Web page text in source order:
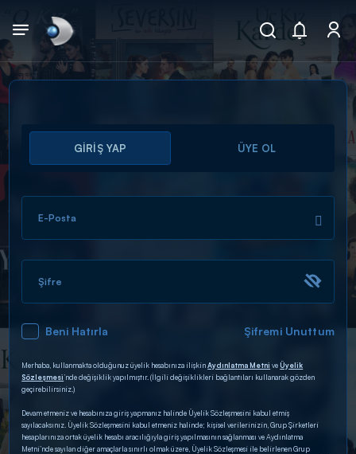
Arama
ARAMA SONUÇLARI
DİĞER SONUÇLAR
GİRİŞ YAP ÜYE OL
E-Posta
Şifre
Beni Hatırla Şifremi Unuttum
Merhaba, kullanmakta olduğunuz üyelik hesabınıza ilişkinAydınlatma Metni veÜyelik
Sözleşmesi’nde değişiklik yapılmıştır. (İlgili değişiklikleri bağlantıları kullanarak gözden
geçirebilirsiniz.)
Devam etmeniz ve hesabınıza giriş yapmanız halinde Üyelik Sözleşmesini kabul etmiş
sayılacaksınız. Üyelik Sözleşmesini kabul etmeniz halinde; kişisel verilerinizin, Grup Şirketleri
hesaplarınıza ortak üyelik hesabı aracılığıyla giriş yapılmasının sağlanması ve Aydınlatma
Metni’nde sayılan diğer amaçlarla sınırlı olmak üzere, Üyelik Sözleşmesi ile belirlenen Grup